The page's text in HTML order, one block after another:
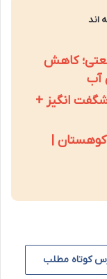
اند
کاهش
آب
۲۰ جاذبه شگفت انگیز +
|
کوتاه مطلب